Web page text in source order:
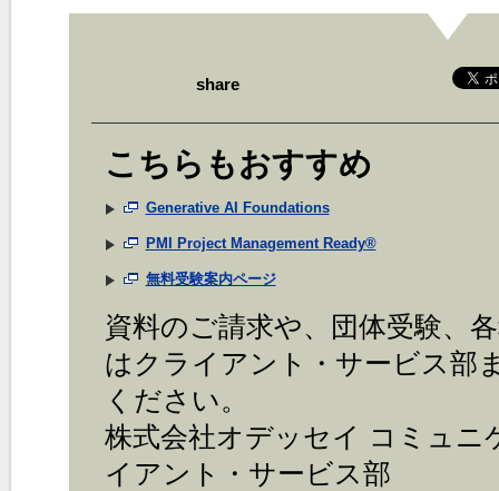
share
こちらもおすすめ
Generative AI Foundations
PMI Project Management Ready®
無料受験案内ページ
資料のご請求や、団体受験、
はクライアント・サービス部
ください。
株式会社オデッセイ コミュ
イアント・サービス部